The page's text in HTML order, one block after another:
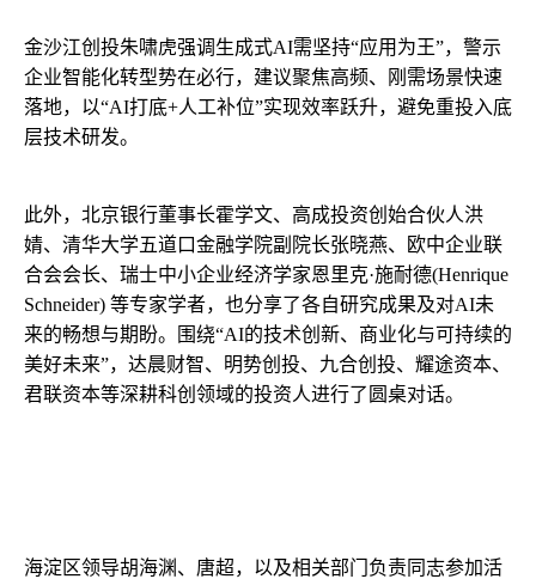
金沙江创投朱啸虎强调生成式AI需坚持“应用为王”，警示
企业智能化转型势在必行，建议聚焦高频、刚需场景快速
落地，以“AI打底+人工补位”实现效率跃升，避免重投入底
层技术研发。
此外，北京银行董事长霍学文、高成投资创始合伙人洪
婧、清华大学五道口金融学院副院长张晓燕、欧中企业联
合会会长、瑞士中小企业经济学家恩里克·施耐德(Henrique
Schneider) 等专家学者，也分享了各自研究成果及对AI未
来的畅想与期盼。围绕“AI的技术创新、商业化与可持续的
美好未来”，达晨财智、明势创投、九合创投、耀途资本、
君联资本等深耕科创领域的投资人进行了圆桌对话。
海淀区领导胡海渊、唐超，以及相关部门负责同志参加活